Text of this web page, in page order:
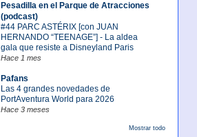
Pesadilla en el Parque de Atracciones
(podcast)
#44 PARC ASTÉRIX [con JUAN
HERNANDO “TEENAGE”] - La aldea
gala que resiste a Disneyland Paris
Hace 1 mes
Pafans
Las 4 grandes novedades de
PortAventura World para 2026
Hace 3 meses
Mostrar todo